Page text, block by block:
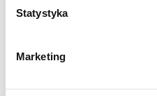
Statystyka
Marketing